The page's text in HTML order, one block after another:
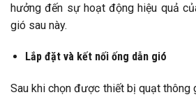
hưởng đến sự hoạt động hiệu quả
gió sau này.
Lắp đặt và kết nối ống dẫn gió
Sau khi chọn được thiết bị quạt thông